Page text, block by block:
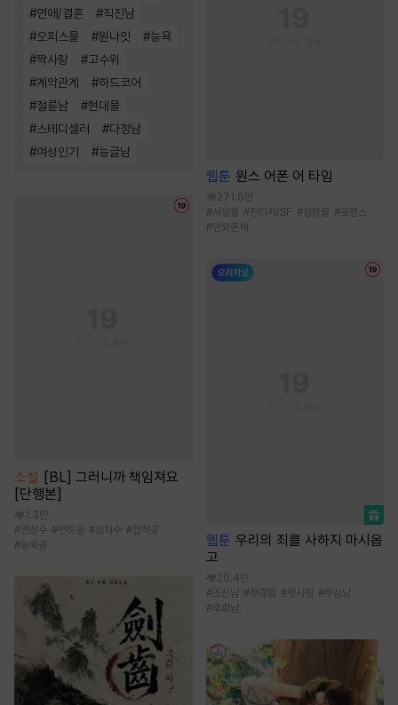
#연애/결혼 #직진남
#오피스물 #원나잇 #능욕
#짝사랑 #고수위
#계약관계 #하드코어
#절륜남 #현대물
#스테디셀러 #다정남
#여성인기 #능글남
소설 [BL] 그러니까 책임져요
[단행본]
1.3만
#연상수 #연하공 #상처수 #집착공
#능욕공
웹툰 원스 어폰 어 타임
271.6만
#서양풍 #판타지/SF #성장물 #로맨스
#인외존재
웹툰 우리의 죄를 사하지 마시옵
고
20.4만
#조신남 #첫경험 #첫사랑 #무심남
#후회남